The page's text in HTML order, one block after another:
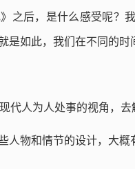
之后，是什么感受呢？
是如此，我们在不同的时
代人为人处事的视角，
人物和情节的设计，大